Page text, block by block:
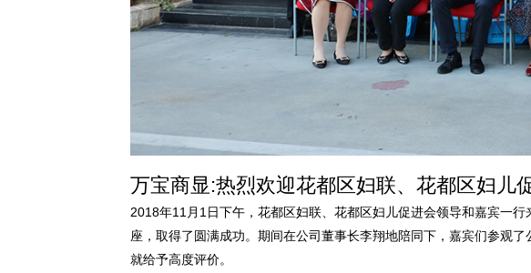
万宝商显:热烈欢迎花都区妇联、花都区妇儿
2018年11月1日下午，花都区妇联、花都区妇儿促进会领导和嘉宾一
座，取得了圆满成功。期间在公司董事长李翔地陪同下，嘉宾们参观
就给予高度评价。